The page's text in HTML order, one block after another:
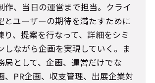
作、当日の運営まで担当。クライ
とユーザーの期待を満たすために
り、提案を行なって、詳細をシミ
しながら企画を実現していく。ま
局として、企画、運営だけでな
、PR企画、収支管理、出展企業対